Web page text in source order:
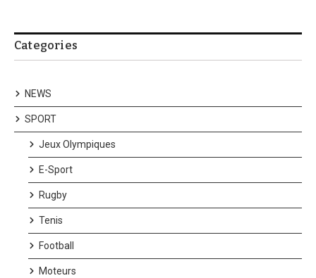
Categories
NEWS
SPORT
Jeux Olympiques
E-Sport
Rugby
Tenis
Football
Moteurs